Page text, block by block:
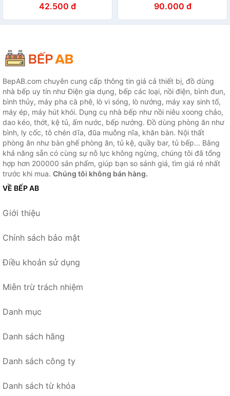
12/20/30/37/50cm | ongtre
(Vietnam)
42.500 đ
kính 9cm - Thấm nước
nhanh - Nhỏ, gọn,
Đẹp_Coffee New
90.000 đ
BepAB.com chuyên cung cấp thông tin giá cả thiết bị, đồ dùng
nhà bếp uy tín như Điện gia dụng, bếp các loại, nồi điện, bình đun,
bình thủy, máy pha cà phê, lò vi sóng, lò nướng, máy xay sinh tố,
máy ép, máy hút khói. Dụng cụ nhà bếp như nồi niêu xoong chảo,
dao kéo, thớt, kệ tủ, ấm nước, bếp nướng. Đồ dùng phòng ăn như
bình, ly cốc, tô chén dĩa, đũa muỗng nĩa, khăn bàn. Nội thất
phòng ăn như bàn ghế phòng ăn, tủ kệ, quầy bar, tủ bếp... Bằng
khả năng sẵn có cùng sự nỗ lực không ngừng, chúng tôi đã tổng
hợp hơn 200000 sản phẩm, giúp bạn so sánh giá, tìm giá rẻ nhất
trước khi mua. Chúng tôi không bán hàng.
VỀ BẾP AB
Giới thiệu
Chính sách bảo mật
Điều khoản sử dụng
Miễn trừ trách nhiệm
Danh mục
Danh sách hãng
Danh sách công ty
Danh sách từ khóa